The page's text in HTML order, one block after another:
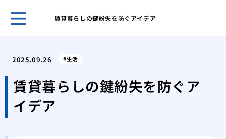
賃貸暮らしの鍵紛失を防ぐアイデア
2025.09.26 生活
賃貸暮らしの鍵紛失を防ぐア
イデア